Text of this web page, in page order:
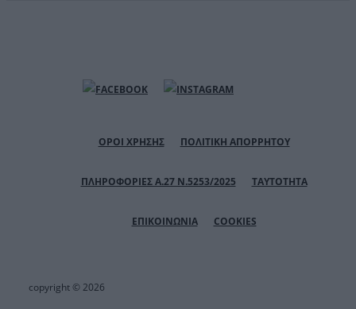
ΟΡΟΙ ΧΡΗΣΗΣ ΠΟΛΙΤΙΚΗ ΑΠΟΡΡΗΤΟΥ
ΠΛΗΡΟΦΟΡΙΕΣ Α.27 Ν.5253/2025 ΤΑΥΤΟΤΗΤΑ
ΕΠΙΚΟΙΝΩΝΙΑ COOKIES
copyright © 2026